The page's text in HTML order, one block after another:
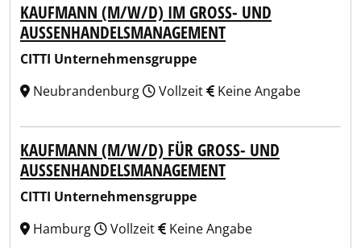
KAUFMANN (M/W/D) IM GROSS- UND A
USSENHANDELSMANAGEMENT
CITTI Unternehmensgruppe
Neubrandenburg
Vollzeit Keine Angabe
KAUFMANN (M/W/D) FÜR GROSS- UND A
USSENHANDELSMANAGEMENT
CITTI Unternehmensgruppe
Hamburg
Vollzeit Keine Angabe